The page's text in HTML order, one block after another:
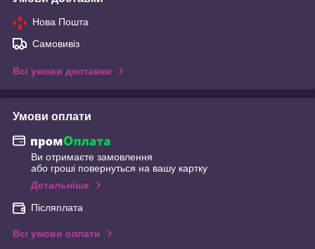
Нова Пошта
Самовивіз
Всі умови доставки
Умови оплати
Ви отримаєте замовлення
або гроші повернуться на вашу картку
Детальніше
Післяплата
Всі умови оплати